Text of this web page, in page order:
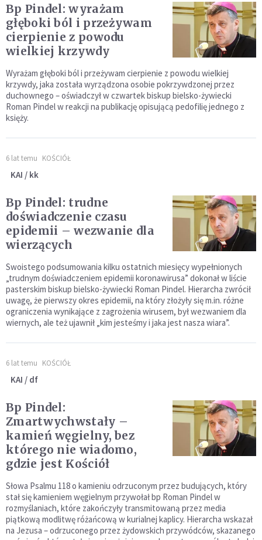
Bp Pindel: wyrażam
głęboki ból i przeżywam
cierpienie z powodu
wielkiej krzywdy
Wyrażam głęboki ból i przeżywam cierpienie z powodu wielkiej
krzywdy, jaka została wyrządzona osobie pokrzywdzonej przez
duchownego – oświadczył w czwartek biskup bielsko-żywiecki
Roman Pindel w reakcji na publikację opisującą pedofilię jednego z
księży.
6 lat temu KOŚCIÓŁ
KAI / kk
Bp Pindel: trudne
doświadczenie czasu
epidemii – wezwanie dla
wierzących
Swoistego podsumowania kilku ostatnich miesięcy wypełnionych
„trudnym doświadczeniem epidemii koronawirusa” dokonał w liście
pasterskim biskup bielsko-żywiecki Roman Pindel. Hierarcha zwrócił
uwagę, że pierwszy okres epidemii, na który złożyły się m.in. różne
ograniczenia wynikające z zagrożenia wirusem, był wezwaniem dla
wiernych, ale też ujawnił „kim jesteśmy i jaka jest nasza wiara”.
6 lat temu KOŚCIÓŁ
KAI / df
Bp Pindel:
Zmartwychwstały –
kamień węgielny, bez
którego nie wiadomo,
gdzie jest Kościół
Słowa Psalmu 118 o kamieniu odrzuconym przez budujących, który
stał się kamieniem węgielnym przywołał bp Roman Pindel w
rozmyślaniach, które zakończyły transmitowaną przez media
piątkową modlitwę różańcową w kurialnej kaplicy. Hierarcha wskazał
na Jezusa – odrzuconego przez żydowskich przywódców, skazanego